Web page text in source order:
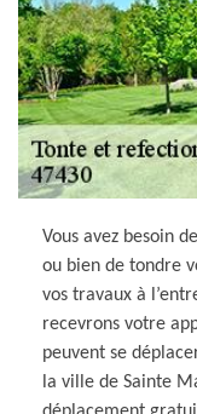
Vous avez besoin
ou bien de tondre
vos travaux à
recevrons votre
peuvent se
la ville de Sainte